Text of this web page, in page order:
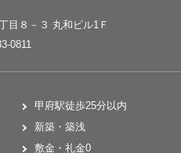
目８－３ 丸和ビル1Ｆ
0811
甲府駅徒歩25分以内
新築・築浅
敷金・礼金0